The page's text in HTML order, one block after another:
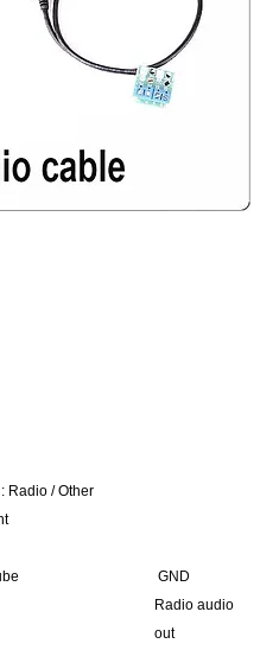
Radio / Other
GND
Radio audio
out